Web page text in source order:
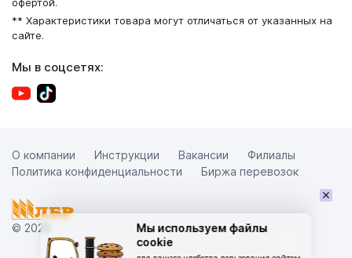
Мы используем файлы
cookie
** Характеристики товара могут отличаться от указанных на
сайте.
Мы в соцсетях:
© 2026
О компании Инструкции Вакансии
Филиалы
Политика конфиденциальности
Биржа перевозок
×